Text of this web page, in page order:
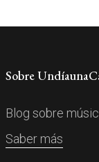
Sobre
Blog sobre
Saber más